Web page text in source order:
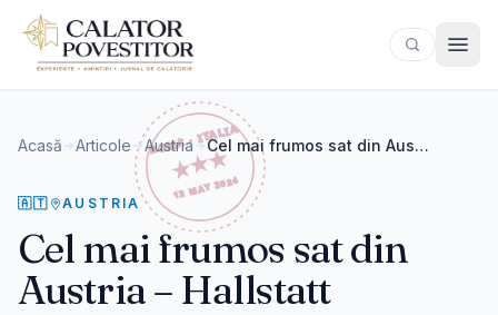
Sari la conținut
Acasă Articole Austria Cel mai frumos sat din Austria – Hallstatt
🇦🇹 AUSTRIA
Cel mai frumos sat din
Austria – Hallstatt